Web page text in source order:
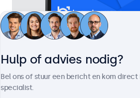
19 Inch Touchscreen Metaal
Artikelnummer:
Hulp of advies nodig?
Bel ons of stuur een bericht en kom
specialist.